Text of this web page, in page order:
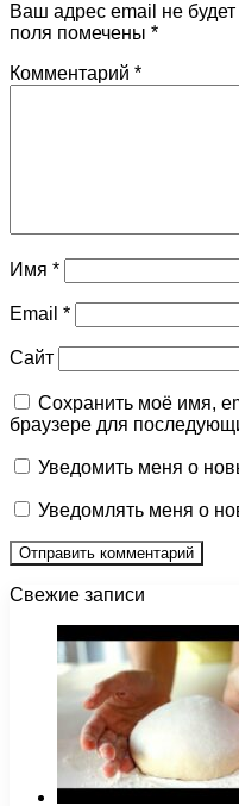
Ваш адрес email не будет
поля помечены *
Комментарий *
Имя *
Email *
Сайт
Сохранить моё имя,
браузере для
Уведомить меня о
Уведомлять меня о
Свежие записи